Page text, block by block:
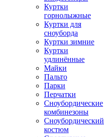
Куртки
горнолыжные
Куртки для
сноуборда
Куртки зимние
Куртки
удлинённые
Майки
Пальто
Парки
Перчатки
Сноубордические
комбинезоны
Сноубордический
костюм